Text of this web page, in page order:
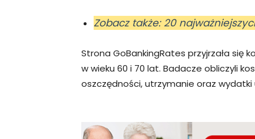
Zobacz także: 20
Strona GoBankingRates przyjrzała się
w wieku 60 i 70 lat. Badacze obliczyli
oszczędności, utrzymanie oraz wydatki